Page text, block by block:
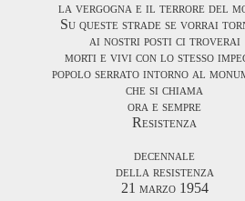
la vergogna e il terrore del
Su queste strade se vorrai
ai nostri posti ci troverai
morti e vivi con lo stesso
popolo serrato intorno al
che si chiama
ora e sempre
Resistenza
decennale
della resistenza
21 marzo 1954